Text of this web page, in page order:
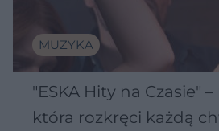
MUZYKA
"ESKA Hity na Czasie"
która rozkręci każdą